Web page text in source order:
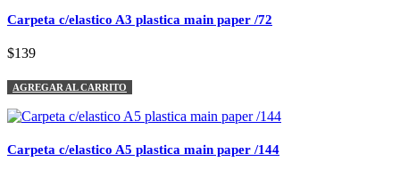
Carpeta c/elastico A3 plastica main paper /72
$139
AGREGAR AL CARRITO
Carpeta c/elastico A5 plastica main paper /144